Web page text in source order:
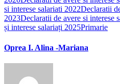
si interese salariati 2022Declaratii
2023Declaratii de avere si interese
și interese salariați 2025Primarie
Oprea I. Alina -Mariana